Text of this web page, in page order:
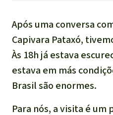
Após uma conversa
Capivara Pataxó,
Às 18h já estava
estava em más
Brasil são enormes.
Para nós, a visita é